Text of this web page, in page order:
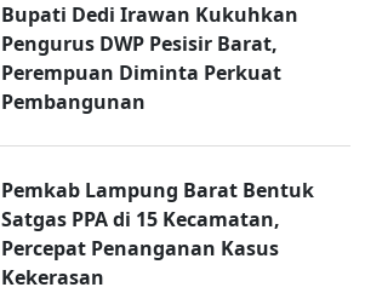
Bupati Dedi Irawan Kukuhkan
Pengurus DWP Pesisir Barat,
Perempuan Diminta Perkuat
Pembangunan
Pemkab Lampung Barat Bentuk
Satgas PPA di 15 Kecamatan,
Percepat Penanganan Kasus
Kekerasan